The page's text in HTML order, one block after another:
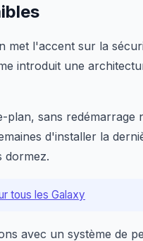
met l'accent sur la
introduit une
sans redémarrage
d'installer la
dormez.
tous les Galaxy
avec un système de